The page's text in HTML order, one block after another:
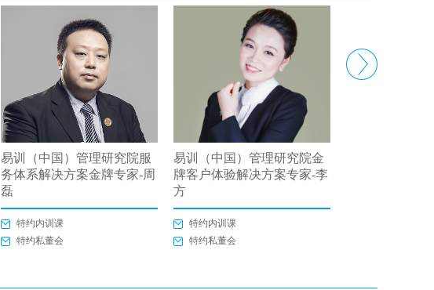
易训（中国）管理研究院服
务体系解决方案金牌专家-周
磊
特约内训课
特约私董会
易训（中国）管理研究院金
牌客户体验解决方案专家-李
方
特约内训课
特约私董会